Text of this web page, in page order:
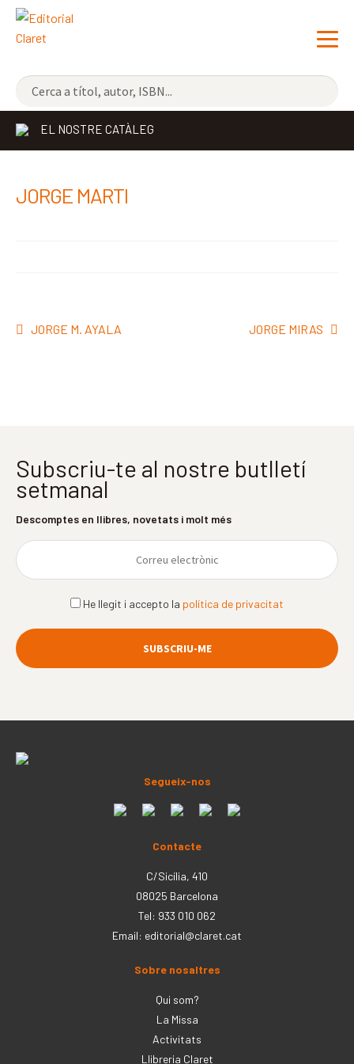
NOVETATS
ELS MÉS VENUTS
EL NOSTRE CATÀLEG
JORGE MARTI
Navegació
Entrada
JORGE M. AYALA
Pròxima
JORGE MIRAS
Subscriu-te al nostre butlletí
setmanal
Descomptes en llibres, novetats i molt més
He llegit i accepto la política de privacitat
Segueix-nos
Contacte
C/Sicília, 410
08025 Barcelona
Tel: 933 010 062
Email: editorial@claret.cat
Sobre nosaltres
Qui som?
La Missa
Activitats
Llibreria Claret